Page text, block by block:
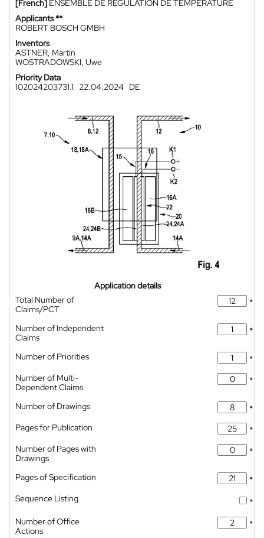
[French] ENSEMBLE DE RÉGULATION DE TEMPÉRATURE
Applicants **
ROBERT BOSCH GMBH
Inventors
ASTNER, Martin
WOSTRADOWSKI, Uwe
Priority Data
102024203731.1
22.04.2024 DE
Application details
Total Number of
Claims/PCT
*
Number of Independent
Claims
*
Number of Priorities
*
Number of Multi-
Dependent Claims
*
Number of Drawings
*
Pages for Publication
*
Number of Pages with
Drawings
*
Pages of Specification
*
Sequence Listing
*
Number of Office
Actions
*